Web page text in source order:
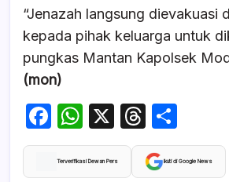
“Jenazah langsung dievakuasi
kepada pihak keluarga untuk
pungkas Mantan Kapolsek
(mon)
F
a
c
W
h
at
X
T
hr
e
h
ar
Terverifikasi Dewan Pers Ikuti di Google News